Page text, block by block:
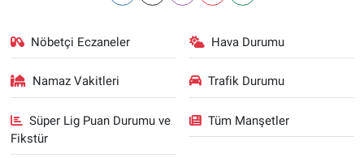
Nöbetçi Eczaneler Hava Durumu
Namaz Vakitleri Trafik Durumu
Süper Lig Puan Durumu ve
Fikstür
Tüm Manşetler